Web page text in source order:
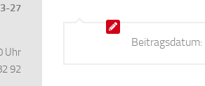
Beitragsdatum:
27
Uhr
92